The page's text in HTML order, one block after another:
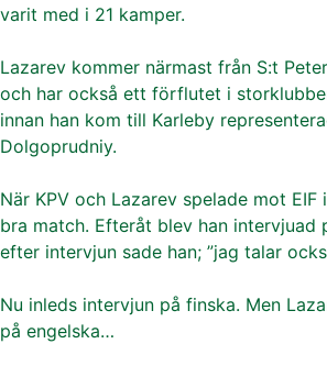
varit med i 21 kamper.
Lazarev kommer närmast från S:t
och har också ett förflutet i
innan han kom till Karleby
Dolgoprudniy.
När KPV och Lazarev spelade mot
bra match. Efteråt blev han intervjuad
efter intervjun sade han; ”jag talar
Nu inleds intervjun på finska. Men
på engelska…